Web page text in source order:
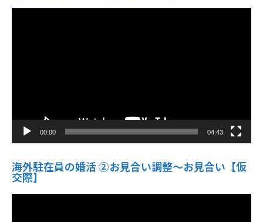
動
00:00 04:43
海外駐在員の婚活 ②お見合い調整～お見合い【仮
交際】
動